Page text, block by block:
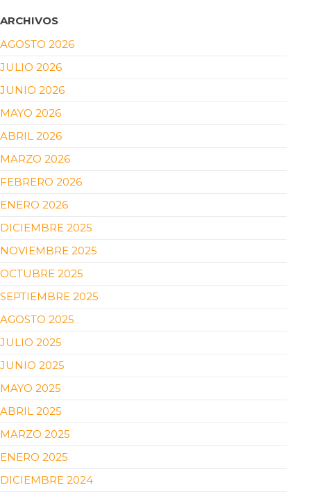
ARCHIVOS
AGOSTO 2026
JULIO 2026
JUNIO 2026
MAYO 2026
ABRIL 2026
MARZO 2026
FEBRERO 2026
ENERO 2026
DICIEMBRE 2025
NOVIEMBRE 2025
OCTUBRE 2025
SEPTIEMBRE 2025
AGOSTO 2025
JULIO 2025
JUNIO 2025
MAYO 2025
ABRIL 2025
MARZO 2025
ENERO 2025
DICIEMBRE 2024